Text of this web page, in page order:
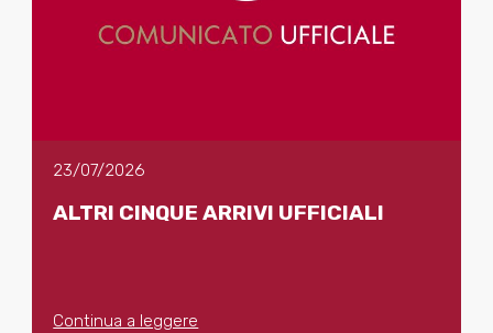
23/07/2026
ALTRI CINQUE ARRIVI UFFICIALI
Continua a leggere